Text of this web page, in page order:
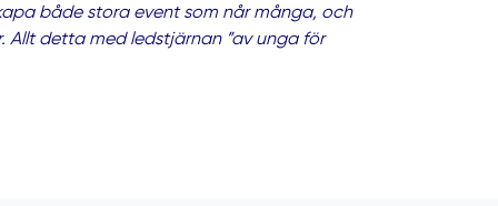
både stora event som når många, och
Allt detta med ledstjärnan ”av unga för